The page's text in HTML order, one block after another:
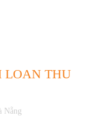
LOAN THU
Nẵng